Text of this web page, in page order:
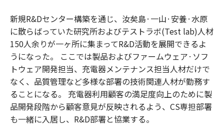
新規R&Dセンター構築を通じ、汝矣島·一山·安養·水原
に散らばっていた研究所およびテストラボ(Test lab)人材
150人余りが一ヶ所に集まってR&D活動を展開できるよ
うになった。 ここでは製品およびファームウェア·ソフ
トウェア開発担当、充電器メンテナンス担当人材だけで
なく、品質管理など多様な部署の技術関連人材が勤務す
ることになる。 充電器利用顧客の満足度向上のために製
品開発段階から顧客意見が反映されるよう、CS専担部署
も一緒に入居し、R&D部署と協業する。